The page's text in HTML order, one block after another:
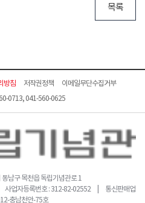
목록
방침 저작권정책
이메일무단수집거부
0713, 041-560-0625
남구 목천읍 독립기념관로 1
업자등록번호 : 312-82-02552 | 통신판매업
충남천안-75호